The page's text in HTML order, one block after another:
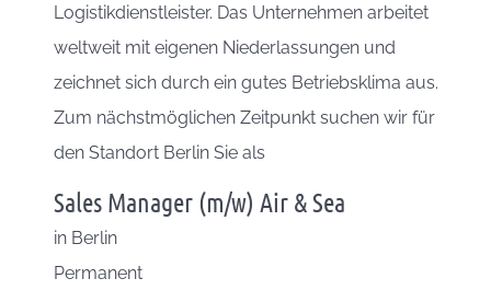
Logistikdienstleister. Das Unternehmen arbeitet
weltweit mit eigenen Niederlassungen und
zeichnet sich durch ein gutes Betriebsklima aus.
Zum nächstmöglichen Zeitpunkt suchen wir für
den Standort Berlin Sie als
Sales Manager (m/w) Air & Sea
in Berlin
Permanent